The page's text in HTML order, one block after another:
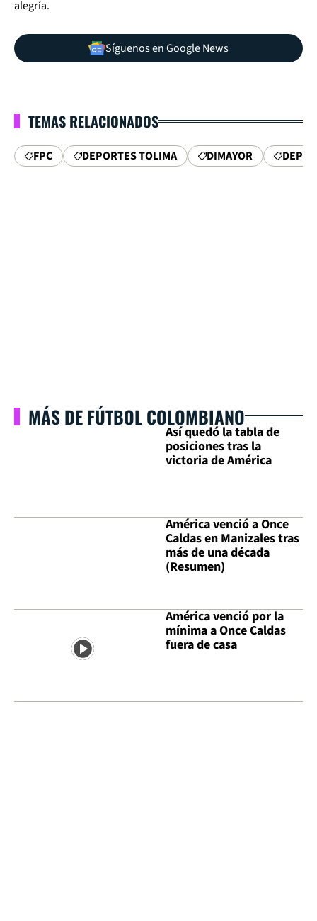
alegría.
Síguenos en Google News
TEMAS RELACIONADOS
FPC DEPORTES TOLIMA DIMAYOR
MÁS DE FÚTBOL COLOMBIANO
Así quedó la tabla de
posiciones tras la
victoria de América
América venció a Once
Caldas en Manizales tras
más de una década
(Resumen)
América venció por la
mínima a Once Caldas
fuera de casa